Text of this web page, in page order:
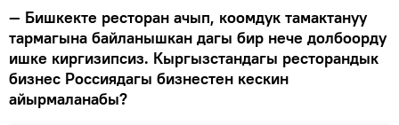
— Бишкекте ресторан ачып, коомдук тамактануу
тармагына байланышкан дагы бир нече долбоорду
ишке киргизипсиз. Кыргызстандагы ресторандык
бизнес Россиядагы бизнестен кескин
айырмаланабы?